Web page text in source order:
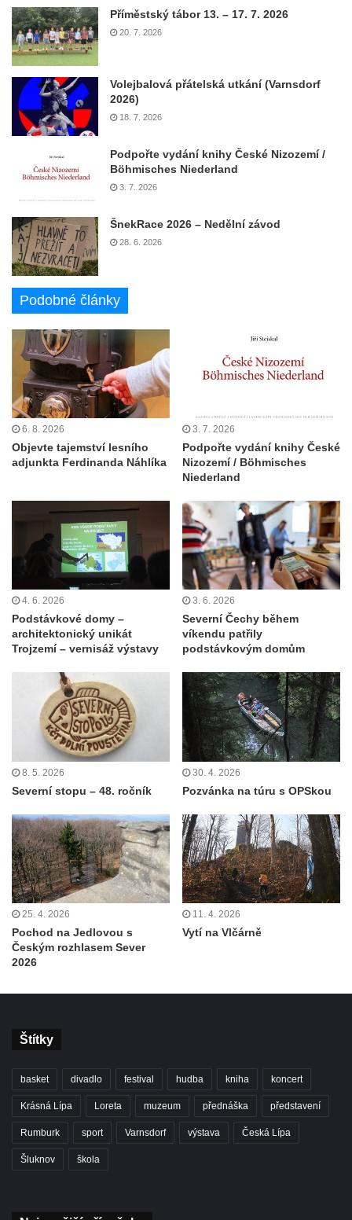
Příměstský tábor 13. – 17. 7. 2026
20. 7. 2026
Volejbalová přátelská utkání (Varnsdorf
2026)
18. 7. 2026
Podpořte vydání knihy České Nizozemí /
Böhmisches Niederland
3. 7. 2026
ŠnekRace 2026 – Nedělní závod
28. 6. 2026
Podobné články
6. 8. 2026
Objevte tajemství lesního
adjunkta Ferdinanda Náhlíka
3. 7. 2026
Podpořte vydání knihy České
Nizozemí / Böhmisches
Niederland
4. 6. 2026
Podstávkové domy –
architektonický unikát
Trojzemí – vernisáž výstavy
3. 6. 2026
Severní Čechy během
víkendu patřily
podstávkovým domům
8. 5. 2026
Severní stopu – 48. ročník
30. 4. 2026
Pozvánka na túru s OPSkou
25. 4. 2026
Pochod na Jedlovou s
Českým rozhlasem Sever
2026
11. 4. 2026
Vytí na Vlčárně
Štítky
basket divadlo festival hudba kniha koncert
Krásná Lípa Loreta muzeum přednáška představení
Rumburk sport Varnsdorf výstava Česká Lípa
Šluknov škola